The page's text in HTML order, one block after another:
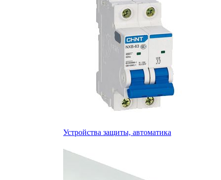
Устройства защиты, автоматика